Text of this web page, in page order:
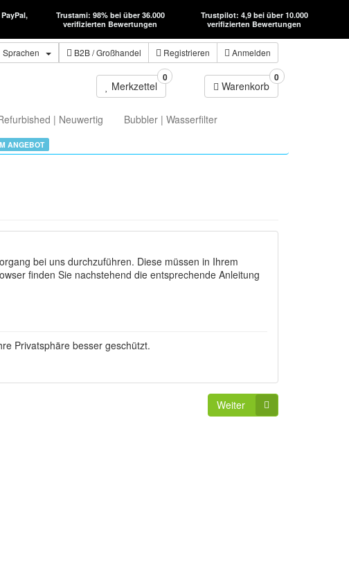
Trustami: 98% bei über 36.000
verifizierten Bewertungen
Trustpilot: 4,9 bei über 10.000
verifizierten Bewertungen
Sprachen B2B/ Großhandel Registrieren Anmelden
Merkzettel
0 0
Warenkorb
| Neuwertig
Bubbler | Wasserfilter
ANGEBOT
bei uns durchzuführen. Diese müssen in Ihrem
finden Sie nachstehend die entsprechende Anleitung
Privatsphäre besser geschützt.
Weiter